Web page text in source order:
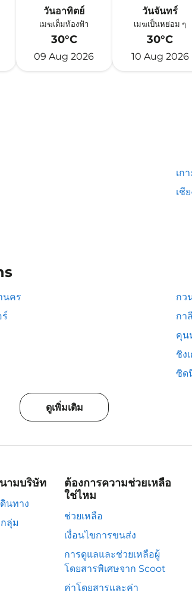
วันอาทิตย์
เมฆเต็มท้องฟ้า
30°C
09 Aug 2026
วันจันทร์
เมฆเป็นหย่อม ๆ
30°C
10 Aug 2026
เก
เชี
นคร
กว
กา
คุน
ชิง
ซิด
ดูเพิ่มเติม
ามบริษัท
นทาง
ลุ่ม
ต้องการความช่วยเหลือ
ใช่ไหม
ช่วยเหลือ
เงื่อนไขการขนส่ง
การดูแลและช่วยเหลือผู้
โดยสารพิเศษจาก Scoot
ค่าโดยสารและค่า